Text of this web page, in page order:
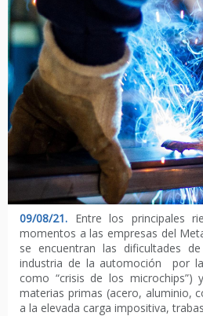
09/08/21. Entre los principales
momentos a las empresas del
se encuentran las dificultades
industria de la automoción por
como “crisis de los
materias primas (acero, aluminio,
a la elevada carga impositiva,